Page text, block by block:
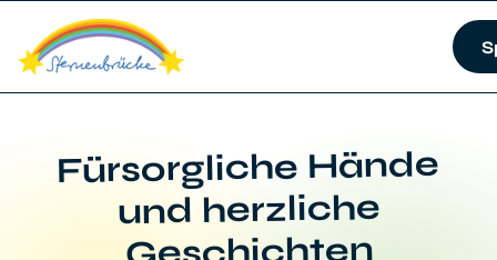
Fürsorgliche Hände
und herzliche